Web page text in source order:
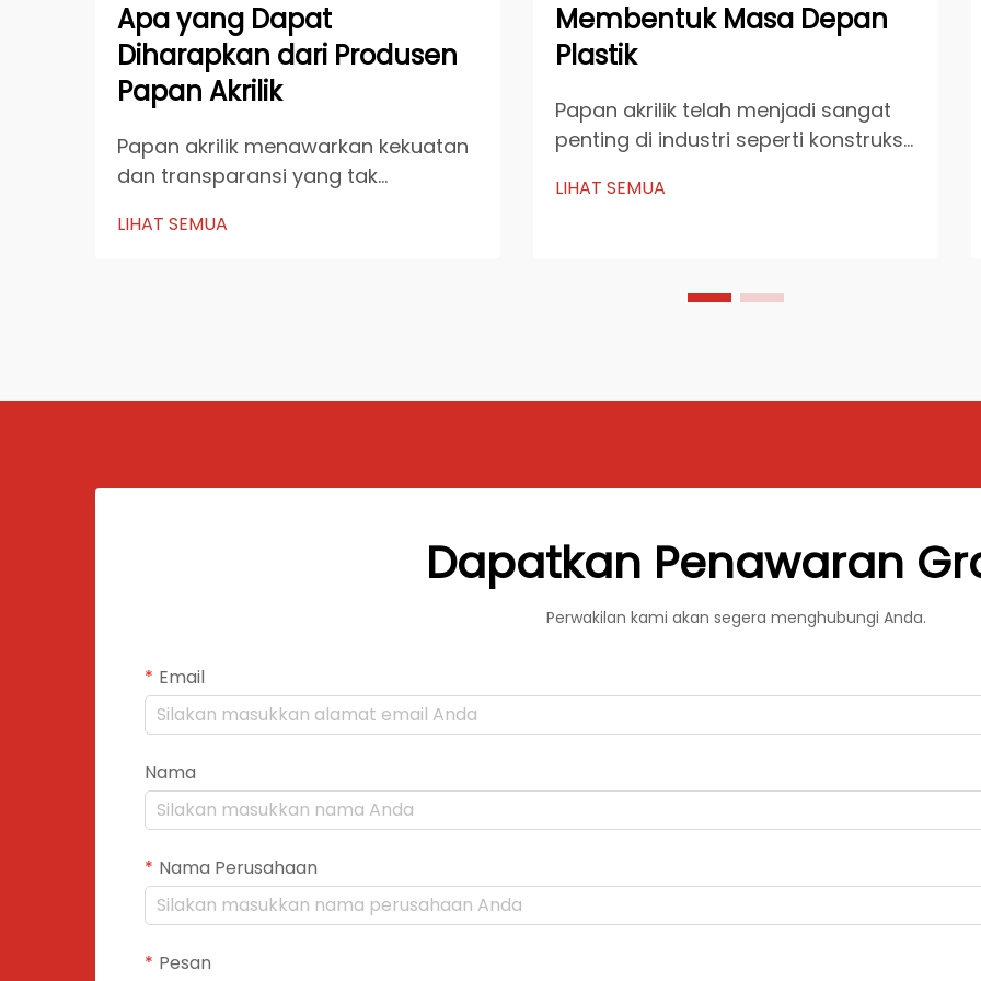
Apa yang Dapat
Diharapkan dari Produsen
Papan Akrilik
Papan akrilik menawarkan kekuatan
dan transparansi yang tak
mengandalkan sifat material unik
LIHAT SEMUA
Membentuk Masa Depan
Plastik
Papan akrilik telah menjadi sangat
penting di industri seperti konstruksi,
tahannya, transparansi, dan
berbagai aplikasi. Produsen papan
LIHAT SEMUA
Dapatkan Penawaran
Perwakilan kami akan segera menghubungi Anda.
Email
Nama
Nama Perusahaan
Pesan